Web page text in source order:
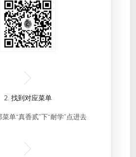
2. 找到对应菜单
单“真香贰”下“耐学”点进去